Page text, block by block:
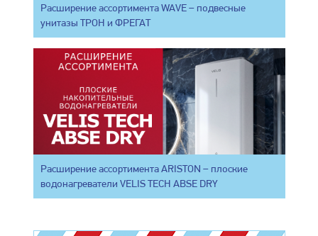
Расширение ассортимента WAVE – подвесные
унитазы ТРОН и ФРЕГАТ
Расширение ассортимента ARISTON – плоские
водонагреватели VELIS TECH ABSE DRY